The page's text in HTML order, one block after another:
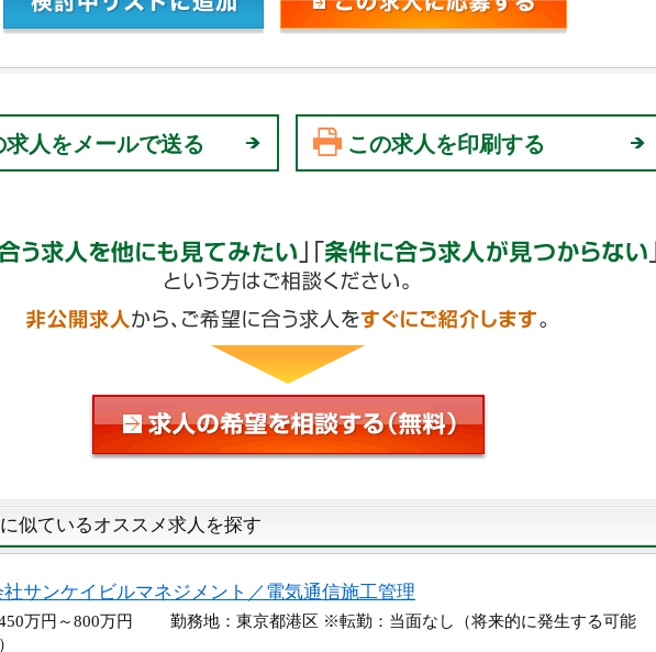
求人をメールで送る この求人を印刷する
似ているオススメ求人を探す
サンケイビルマネジメント／電気通信施工管理
万円～800万円 勤務地：東京都港区 ※転勤：当面なし（将来的に発生する可能